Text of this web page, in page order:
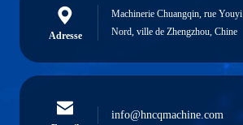
Adresse
Machinerie Chuangqin, rue
Nord, ville de Zhengzhou, Chine
info@hncqmachine.com